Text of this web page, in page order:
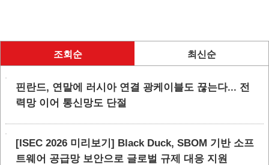
조회순 최신순
핀란드, 연말에 러시아 연결 광케이블도 끊는다... 전
력망 이어 통신망도 단절
[ISEC 2026 미리보기] Black Duck, SBOM 기반 소프
트웨어 공급망 보안으로 글로벌 규제 대응 지원